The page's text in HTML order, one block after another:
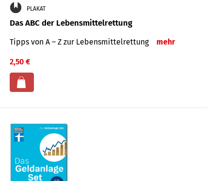
PLAKAT
Das ABC der Lebensmittelrettung
Tipps von A – Z zur Lebensmittelrettung mehr
2,50 €